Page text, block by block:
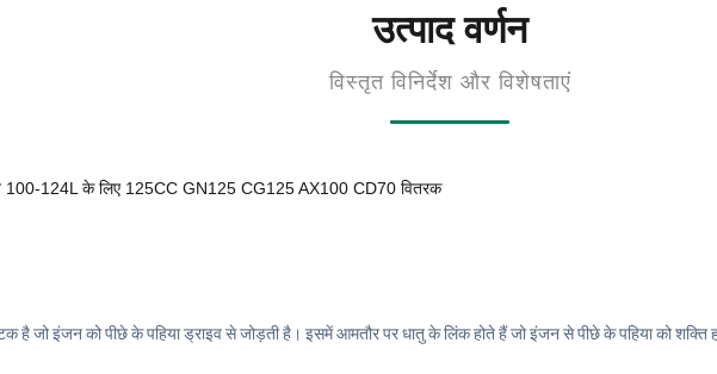
उत्पाद वर्णन
विस्तृत विनिर्देश और विशेषताएं
100-124L के लिए 125CC GN125 CG125 AX100 CD70 वितरक
है जो इंजन को पीछे के पहिया ड्राइव से जोड़ती है। इसमें आमतौर पर धातु के लिंक होते हैं जो इंजन से पीछे के पहिया को